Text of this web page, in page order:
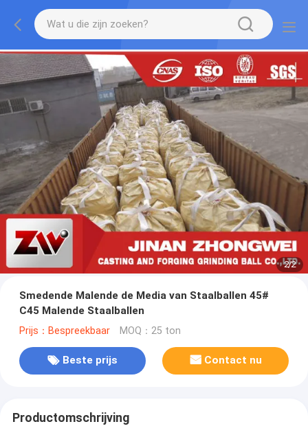
2/2
Smedende Malende de Media van Staalballen 45#
C45 Malende Staalballen
Prijs：Bespreekbaar MOQ：25 ton
Beste prijs Contact nu
Productomschrijving